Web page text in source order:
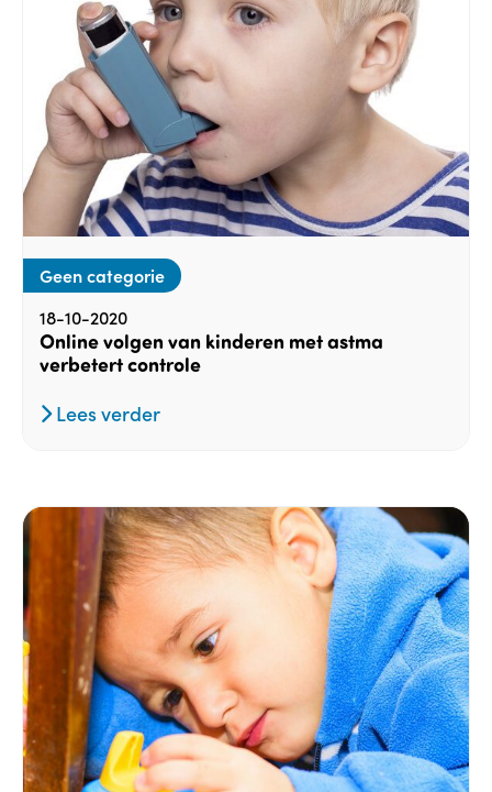
Geen categorie
18-10-2020
Online volgen van kinderen met astma
verbetert controle
Lees verder